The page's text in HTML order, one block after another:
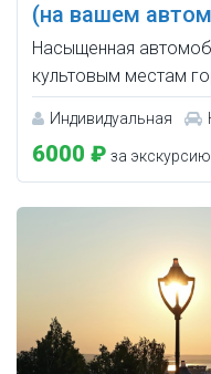
(на вашем
Насыщенная
культовым местам
Индивидуальная
6000 ₽ за экскурсию